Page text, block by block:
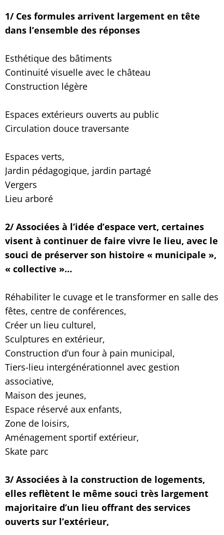
1/ Ces formules arrivent largement en tête
dans l’ensemble des réponses
Esthétique des bâtiments
Continuité visuelle avec le château
Construction légère
Espaces extérieurs ouverts au public
Circulation douce traversante
Espaces verts,
Jardin pédagogique, jardin partagé
Vergers
Lieu arboré
2/ Associées à l’idée d’espace vert, certaines
visent à continuer de faire vivre le lieu, avec le
souci de préserver son histoire « municipale »,
« collective »…
Réhabiliter le cuvage et le transformer en salle des
fêtes, centre de conférences,
Créer un lieu culturel,
Sculptures en extérieur,
Construction d’un four à pain municipal,
Tiers-lieu intergénérationnel avec gestion
associative,
Maison des jeunes,
Espace réservé aux enfants,
Zone de loisirs,
Aménagement sportif extérieur,
Skate parc
3/ Associées à la construction de logements,
elles reflètent le même souci très largement
majoritaire d’un lieu offrant des services
ouverts sur l’extérieur,